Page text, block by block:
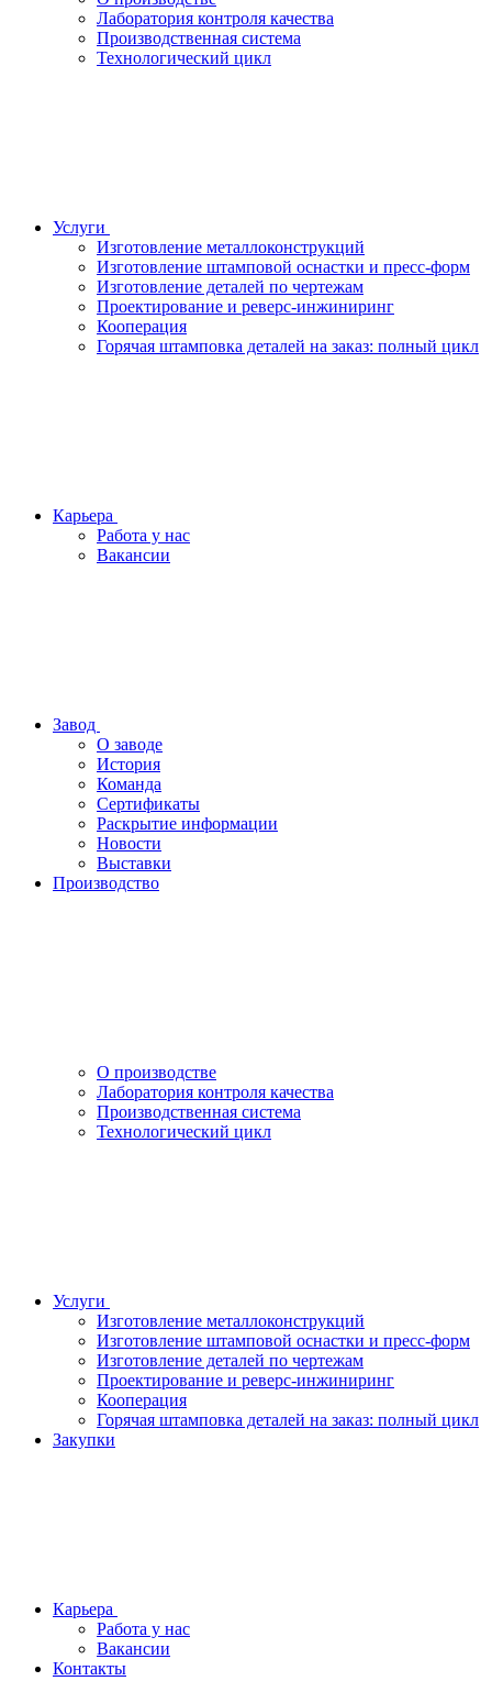
Лаборатория контроля качества
Производственная система
Технологический цикл
Услуги
Изготовление металлоконструкций
Изготовление штамповой оснастки и пресс-форм
Изготовление деталей по чертежам
Проектирование и реверс-инжиниринг
Кооперация
Горячая штамповка деталей на заказ: полный цикл
Карьера
Работа у нас
Вакансии
Завод
О заводе
История
Команда
Сертификаты
Раскрытие информации
Новости
Выставки
Производство
О производстве
Лаборатория контроля качества
Производственная система
Технологический цикл
Услуги
Изготовление металлоконструкций
Изготовление штамповой оснастки и пресс-форм
Изготовление деталей по чертежам
Проектирование и реверс-инжиниринг
Кооперация
Горячая штамповка деталей на заказ: полный цикл
Закупки
Карьера
Работа у нас
Вакансии
Контакты